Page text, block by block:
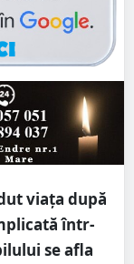
viața după
într-
se afla